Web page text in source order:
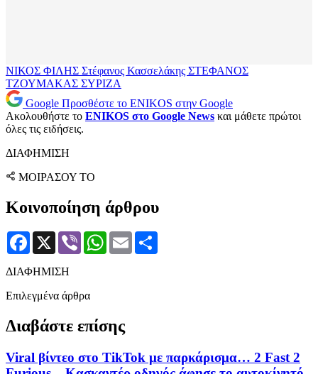
ΝΙΚΟΣ ΦΙΛΗΣ Στέφανος Κασσελάκης ΣΤΕΦΑΝΟΣ
ΤΖΟΥΜΑΚΑΣ ΣΥΡΙΖΑ
Google Προσθέστε το ENIKOS στην Google
Ακολουθήστε το ENIKOS στο Google News και μάθετε πρώτοι
όλες τις ειδήσεις.
ΔΙΑΦΗΜΙΣΗ
ΜΟΙΡΑΣΟΥ ΤΟ
Κοινοποίηση άρθρου
Facebook
X Viber WhatsApp
Email
ΔΙΑΦΗΜΙΣΗ
Επιλεγμένα άρθρα
Διαβάστε επίσης
Viral βίντεο στο TikTok με παρκάρισμα… 2 Fast 2